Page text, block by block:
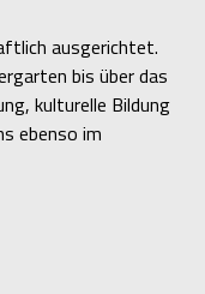
ausgerichtet.
bis über das
kulturelle Bildung
ebenso im